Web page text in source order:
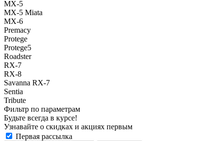
MX-5
MX-5 Miata
MX-6
Premacy
Protege
Protege5
Roadster
RX-7
RX-8
Savanna RX-7
Sentia
Tribute
Фильтр по параметрам
Будьте всегда в курсе!
Узнавайте о скидках и акциях первым
Первая рассылка